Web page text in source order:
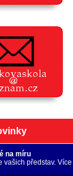
na míru
vašich představ. Více